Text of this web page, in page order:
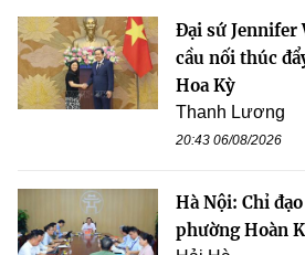
Đại sứ Jennifer
cầu nối thúc
Hoa Kỳ
Thanh Lương
20:43 06/08/2026
Hà Nội: Chỉ
phường Hoàn